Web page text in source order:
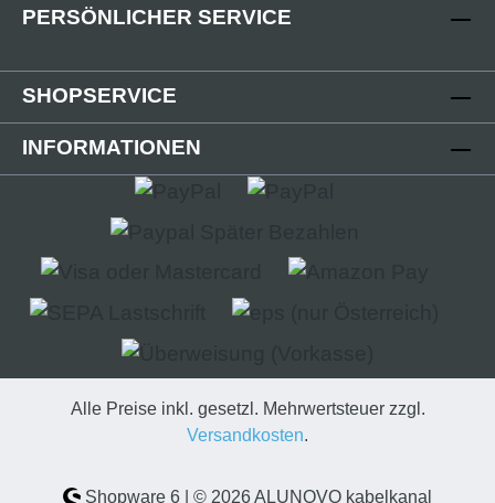
Oberflächenqualität wurde mit der V2 stark
geändert. Die Endkappe wird auf das offene
Ende des Kabelkanals aufgesteckt.
Technische Details - Abdeckung in
verschiedenen Oberflächen- Abdeckung:
(B):80mm; (L):5mm; (H):19mm- Kappenende
(Polylactid) 3D-Druck-Verfahren Lieferumfang
- 2 Stk. Abdeckkappe Kunststoff
PERSÖNLICHER SERVICE
SHOPSERVICE
INFORMATIONEN
Alle Preise inkl. gesetzl. Mehrwertsteuer zzgl.
Versandkosten.
Shopware 6 | © 2026 ALUNOVO kabelkanal